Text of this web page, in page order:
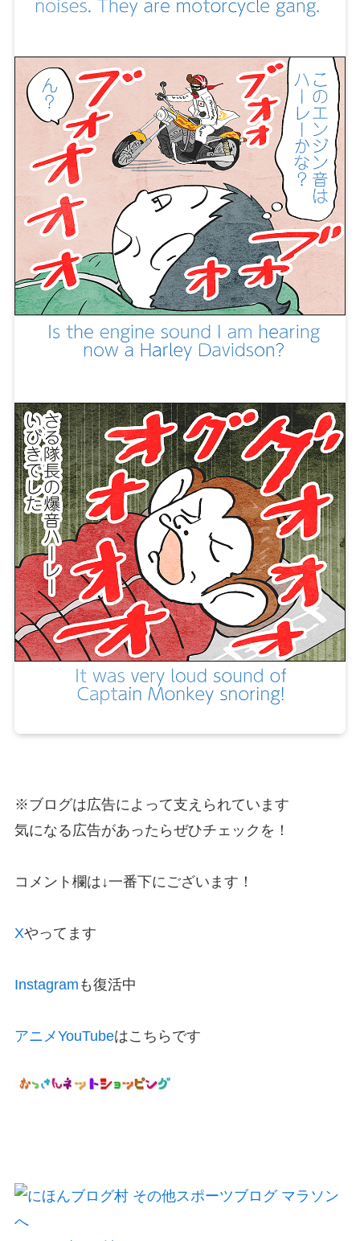
※ブログは広告によって支えられています
気になる広告があったらぜひチェックを！
コメント欄は↓一番下にございます！
Xやってます
Instagram も復活中
アニメYouTubeはこちらです